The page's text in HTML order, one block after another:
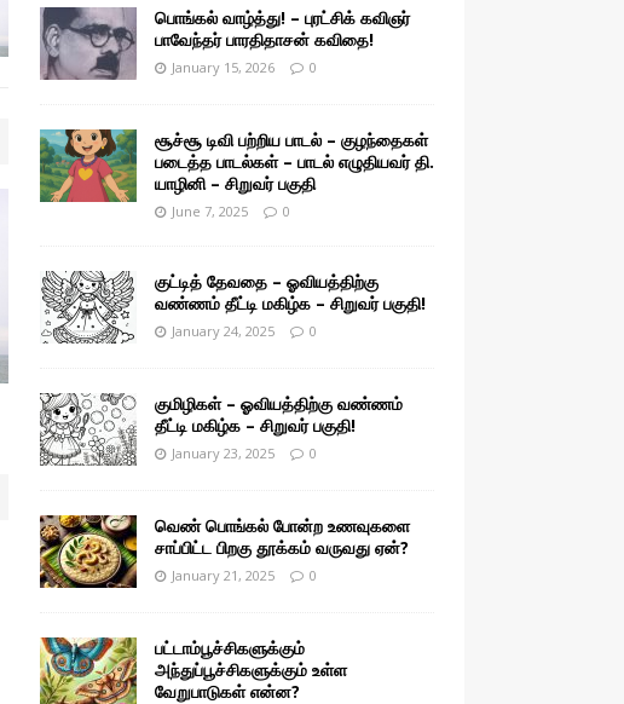
பொங்கல் வாழ்த்து! – புரட்சிக் கவிஞர்
பாவேந்தர் பாரதிதாசன் கவிதை!
January 15, 2026 0
சூச்சூ டிவி பற்றிய பாடல் – குழந்தைகள்
படைத்த பாடல்கள் – பாடல் எழுதியவர் தி.
யாழினி – சிறுவர் பகுதி
June 7, 2025 0
குட்டித் தேவதை – ஓவியத்திற்கு
வண்ணம் தீட்டி மகிழ்க – சிறுவர் பகுதி!
January 24, 2025 0
குமிழிகள் – ஓவியத்திற்கு வண்ணம்
தீட்டி மகிழ்க – சிறுவர் பகுதி!
January 23, 2025 0
வெண் பொங்கல் போன்ற உணவுகளை
சாப்பிட்ட பிறகு தூக்கம் வருவது ஏன்?
January 21, 2025 0
பட்டாம்பூச்சிகளுக்கும்
அந்துப்பூச்சிகளுக்கும் உள்ள
வேறுபாடுகள் என்ன?